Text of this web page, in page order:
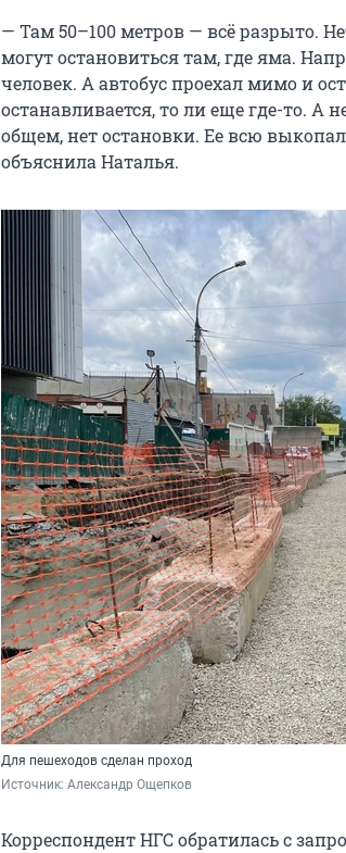
— Там 50–100 метров — всё разрыто.
могут остановиться там, где яма.
человек. А автобус проехал мимо и
останавливается, то ли еще где-то. А
общем, нет остановки. Ее всю
объяснила Наталья.
Для пешеходов сделан проход
Источник: Александр Ощепков
Корреспондент НГС обратилась с